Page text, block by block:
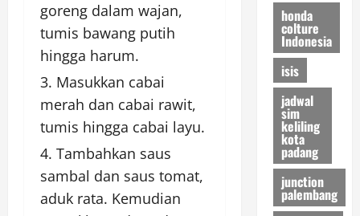
goreng dalam wajan,
tumis bawang putih
hingga harum.
Masukkan cabai
merah dan cabai rawit,
tumis hingga cabai layu.
Tambahkan saus
sambal dan saus tomat,
aduk rata. Kemudian
honda
colture
Indonesia
isis
jadwal
sim
keliling
kota
padang
junction
palembang